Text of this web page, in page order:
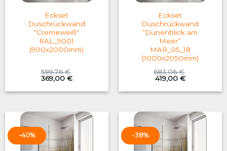
Eckset
Duschrückwand
“Cremeweiß“
RAL_9001
(900x2000mm)
599,76€
Original
price
was:
369,00 €Current
is:
Eckset
Duschrückwand
“Dünenblick am
Meer”
MAR_05_18
(1000x2050mm)
683,06€
Original
price
was:
419,00 €Current
is:
-40% -38%